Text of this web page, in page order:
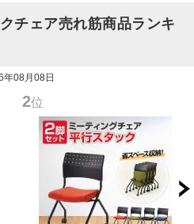
チェア売れ筋商品ランキ
08月08日
2位